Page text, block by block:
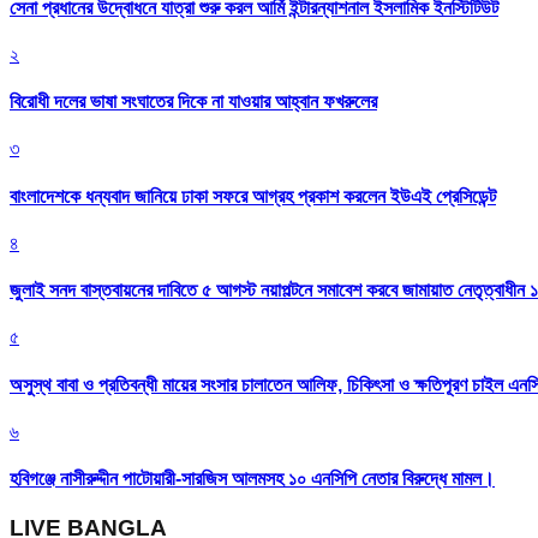
সেনা প্রধানের উদ্বোধনে যাত্রা শুরু করল আর্মি ইন্টারন্যাশনাল ইসলামিক ইনস্টিটিউট
২
বিরোধী দলের ভাষা সংঘাতের দিকে না যাওয়ার আহ্বান ফখরুলের
৩
বাংলাদেশকে ধন্যবাদ জানিয়ে ঢাকা সফরে আগ্রহ প্রকাশ করলেন ইউএই প্রেসিডেন্ট
৪
জুলাই সনদ বাস্তবায়নের দাবিতে ৫ আগস্ট নয়াপল্টনে সমাবেশ করবে জামায়াত নেতৃত্বাধীন
৫
অসুস্থ বাবা ও প্রতিবন্ধী মায়ের সংসার চালাতেন আলিফ, চিকিৎসা ও ক্ষতিপূরণ চাইল
৬
হবিগঞ্জে নাসীরুদ্দীন পাটোয়ারী-সারজিস আলমসহ ১০ এনসিপি নেতার বিরুদ্ধে মামল।
LIVE BANGLA